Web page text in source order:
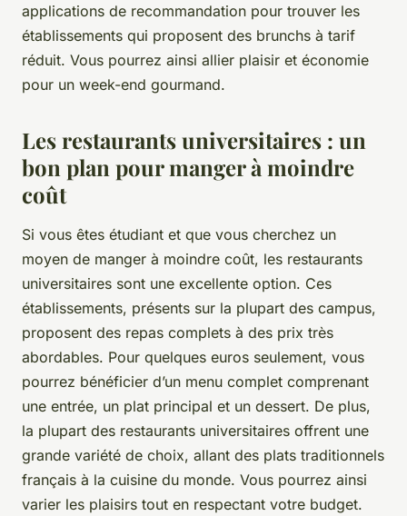
applications de recommandation pour trouver les
établissements qui proposent des brunchs à tarif
réduit. Vous pourrez ainsi allier plaisir et économie
pour un week-end gourmand.
Les restaurants universitaires : un
bon plan pour manger à moindre
coût
Si vous êtes étudiant et que vous cherchez un
moyen de manger à moindre coût, les restaurants
universitaires sont une excellente option. Ces
établissements, présents sur la plupart des campus,
proposent des repas complets à des prix très
abordables. Pour quelques euros seulement, vous
pourrez bénéficier d’un menu complet comprenant
une entrée, un plat principal et un dessert. De plus,
la plupart des restaurants universitaires offrent une
grande variété de choix, allant des plats traditionnels
français à la cuisine du monde. Vous pourrez ainsi
varier les plaisirs tout en respectant votre budget.